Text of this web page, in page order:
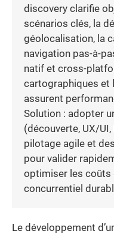
discovery clarifie
scénarios clés, la
géolocalisation, la
navigation pas-à-
natif et cross-
cartographiques et
assurent
Solution : adopter
(découverte, UX/UI,
pilotage agile et
pour valider
optimiser les coûts
concurrentiel
Le développement